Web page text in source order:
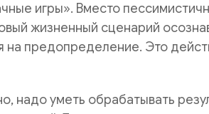
игры». Вместо
жизненный сценарий
предопределение. Это
надо уметь обрабатывать